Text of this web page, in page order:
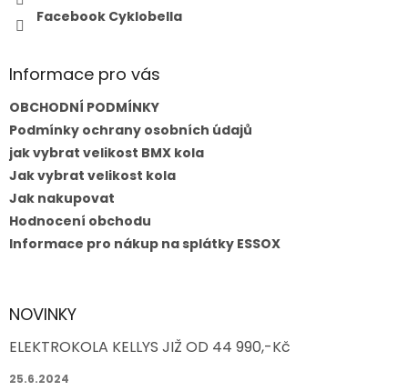
Facebook Cyklobella
Informace pro vás
OBCHODNÍ PODMÍNKY
Podmínky ochrany osobních údajů
jak vybrat velikost BMX kola
Jak vybrat velikost kola
Jak nakupovat
Hodnocení obchodu
Informace pro nákup na splátky ESSOX
NOVINKY
ELEKTROKOLA KELLYS JIŽ OD 44 990,-Kč
25.6.2024